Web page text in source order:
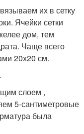
их в сетку
Ячейки сетки
дом, тем
Чаще всего
20х20 см.
слоем ,
5-сантиметровые
была